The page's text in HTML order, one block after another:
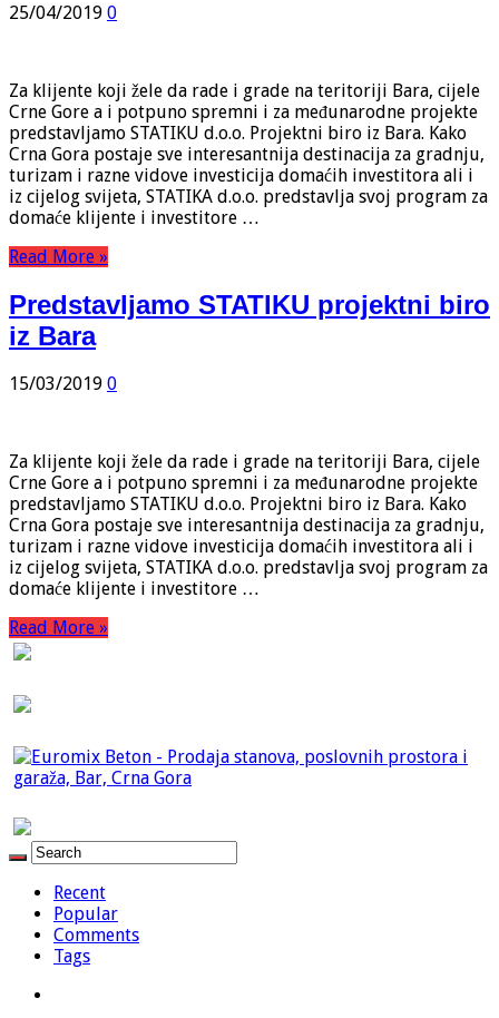
25/04/2019 0
Za klijente koji žele da rade i grade na teritoriji Bara, cijele
Crne Gore a i potpuno spremni i za međunarodne projekte
predstavljamo STATIKU d.o.o. Projektni biro iz Bara. Kako
Crna Gora postaje sve interesantnija destinacija za gradnju,
turizam i razne vidove investicija domaćih investitora ali i
iz cijelog svijeta, STATIKA d.o.o. predstavlja svoj program za
domaće klijente i investitore …
Read More »
Predstavljamo STATIKU projektni biro
iz Bara
15/03/2019 0
Za klijente koji žele da rade i grade na teritoriji Bara, cijele
Crne Gore a i potpuno spremni i za međunarodne projekte
predstavljamo STATIKU d.o.o. Projektni biro iz Bara. Kako
Crna Gora postaje sve interesantnija destinacija za gradnju,
turizam i razne vidove investicija domaćih investitora ali i
iz cijelog svijeta, STATIKA d.o.o. predstavlja svoj program za
domaće klijente i investitore …
Read More »
Recent
Popular
Comments
Tags